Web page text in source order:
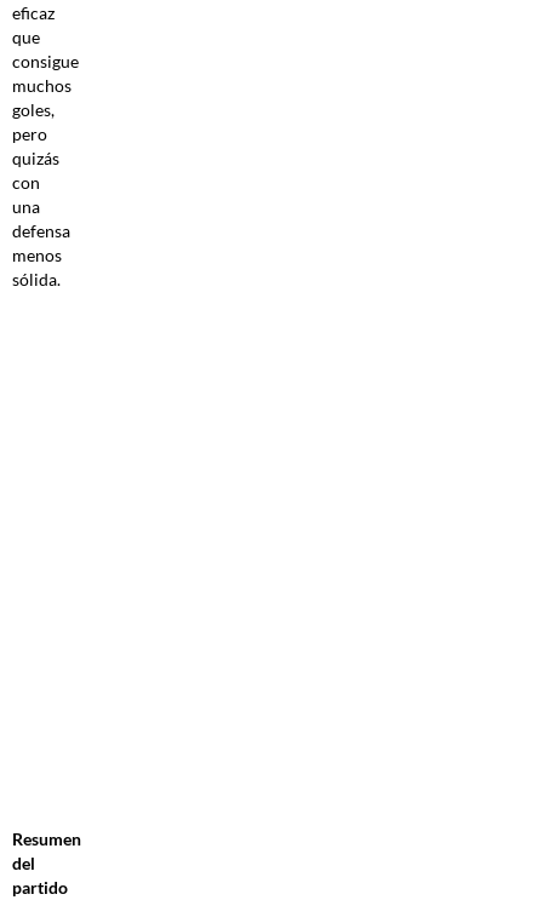
eficaz
que
consigue
muchos
goles,
pero
quizás
con
una
defensa
menos
sólida.
Resumen
del
partido